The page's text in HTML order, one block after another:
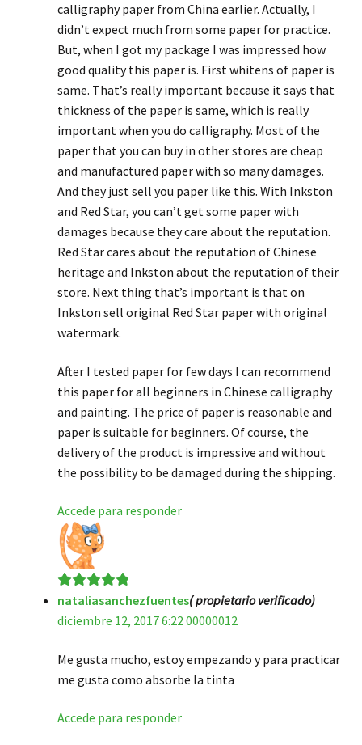
calligraphy paper from China earlier. Actually, I
didn’t expect much from some paper for practice.
But, when I got my package I was impressed how
good quality this paper is. First whitens of paper is
same. That’s really important because it says that
thickness of the paper is same, which is really
important when you do calligraphy. Most of the
paper that you can buy in other stores are cheap
and manufactured paper with so many damages.
And they just sell you paper like this. With Inkston
and Red Star, you can’t get some paper with
damages because they care about the reputation.
Red Star cares about the reputation of Chinese
heritage and Inkston about the reputation of their
store. Next thing that’s important is that on
Inkston sell original Red Star paper with original
watermark.
After I tested paper for few days I can recommend
this paper for all beginners in Chinese calligraphy
and painting. The price of paper is reasonable and
paper is suitable for beginners. Of course, the
delivery of the product is impressive and without
the possibility to be damaged during the shipping.
Accede para responder
Valorado en5
de 5
nataliasanchezfuentes( propietario verificado)
diciembre 12, 2017 6:22 00000012
Me gusta mucho, estoy empezando y para practicar
me gusta como absorbe la tinta
Accede para responder